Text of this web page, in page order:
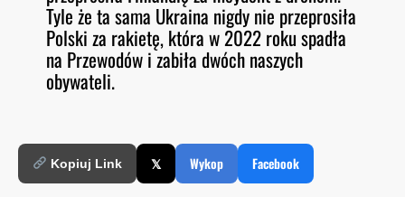
Tyle że ta sama Ukraina nigdy nie przeprosiła
Polski za rakietę, która w 2022 roku spadła
na Przewodów i zabiła dwóch naszych
obywateli.
Kopiuj Link 𝕏 Wykop Facebook